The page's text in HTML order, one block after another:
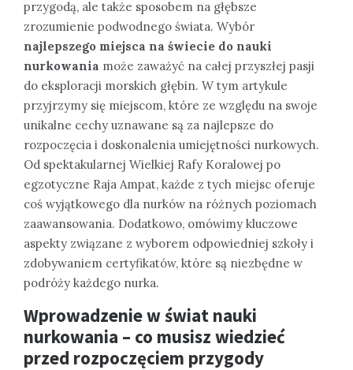
przygodą, ale także sposobem na głębsze
zrozumienie podwodnego świata. Wybór
najlepszego miejsca na świecie do nauki
nurkowania może zaważyć na całej przyszłej pasji
do eksploracji morskich głębin. W tym artykule
przyjrzymy się miejscom, które ze względu na swoje
unikalne cechy uznawane są za najlepsze do
rozpoczęcia i doskonalenia umiejętności nurkowych.
Od spektakularnej Wielkiej Rafy Koralowej po
egzotyczne Raja Ampat, każde z tych miejsc oferuje
coś wyjątkowego dla nurków na różnych poziomach
zaawansowania. Dodatkowo, omówimy kluczowe
aspekty związane z wyborem odpowiedniej szkoły i
zdobywaniem certyfikatów, które są niezbędne w
podróży każdego nurka.
Wprowadzenie w świat nauki
nurkowania – co musisz wiedzieć
przed rozpoczęciem przygody